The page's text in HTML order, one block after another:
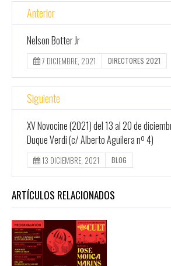
Anterior
Nelson Botter Jr
7 DICIEMBRE, 2021 DIRECTORES 2021
Siguiente
XV Novocine (2021) del 13 al 20 de
Duque Verdi (c/ Alberto Aguilera nº 4)
13 DICIEMBRE, 2021 BLOG
ARTÍCULOS RELACIONADOS